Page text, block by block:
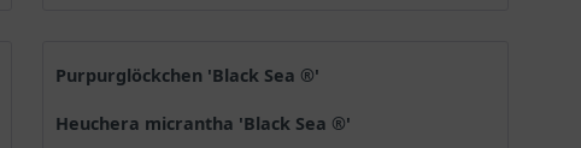
Purpurglöckchen 'Black Sea ®'
Heuchera micrantha 'Black Sea ®'